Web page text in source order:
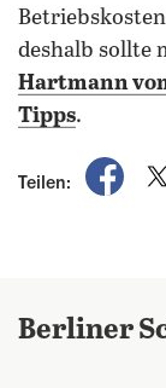
deshalb sollte
Hartmann
Tipps.
Teilen:
auf
Berliner